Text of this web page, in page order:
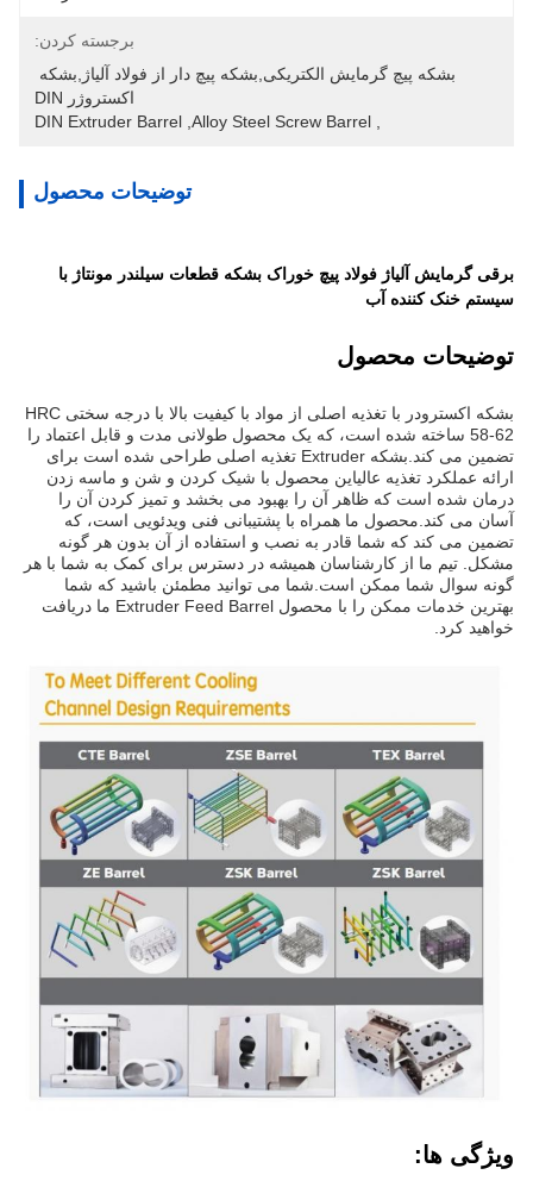
برجسته کردن:
اکستروژر DIN
Alloy Steel Screw Barrel
DIN Extruder Barrel
توضیحات محصول
برقی گرمایش آلیاژ فولاد پیچ خوراک بشکه قطعات سیلندر مونتاژ با
سیستم خنک کننده آب
توضیحات محصول
بشکه اکسترودر با تغذیه اصلی از مواد با کیفیت بالا با درجه سختی HRC
58-62 ساخته شده است، که یک محصول طولانی مدت و قابل اعتماد را
تضمین می کند.بشکه Extruder تغذیه اصلی طراحی شده است برای
ارائه عملکرد تغذیه عالیاین محصول با شیک کردن و شن و ماسه زدن
درمان شده است که ظاهر آن را بهبود می بخشد و تمیز کردن آن را
آسان می کند.محصول ما همراه با پشتیبانی فنی ویدئویی است، که
تضمین می کند که شما قادر به نصب و استفاده از آن بدون هر گونه
مشکل. تیم ما از کارشناسان همیشه در دسترس برای کمک به شما با هر
گونه سوال شما ممکن است.شما می توانید مطمئن باشید که شما
بهترین خدمات ممکن را با محصول Extruder Feed Barrel ما دریافت
خواهید کرد.
ویژگی ها: